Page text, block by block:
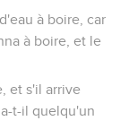
à boire, car
à boire, et le
et s'il arrive
t-il quelqu'un